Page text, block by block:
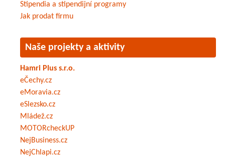
Stipendia a stipendijní programy
Jak prodat firmu
Naše projekty a aktivity
Hamri Plus s.r.o.
eČechy.cz
eMoravia.cz
eSlezsko.cz
Mládež.cz
MOTORcheckUP
NejBusiness.cz
NejChlapi.cz